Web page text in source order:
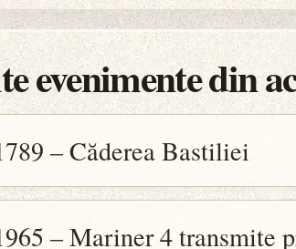
evenimente din
– Căderea Bastiliei
– Mariner 4 transmite